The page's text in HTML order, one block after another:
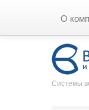
О
Системы